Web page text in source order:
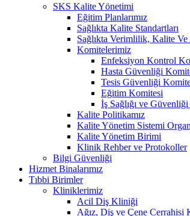
SKS Kalite Yönetimi
Eğitim Planlarımız
Sağlıkta Kalite Standartları
Sağlıkta Verimlilik, Kalite Ve
Komitelerimiz
Enfeksiyon Kontrol
Hasta Güvenliği
Tesis Güvenliği
Eğitim Komitesi
İş Sağlığı ve
Kalite Politikamız
Kalite Yönetim Sistemi
Kalite Yönetim Birimi
Klinik Rehber ve Protokoller
Bilgi Güvenliği
Hizmet Binalarımız
Tıbbi Birimler
Kliniklerimiz
Acil Diş Kliniği
Ağız, Diş ve Çene Cerrahisi